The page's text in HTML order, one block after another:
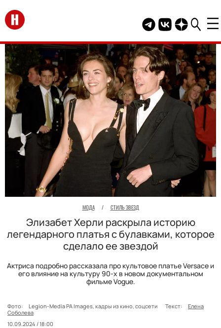
Перейти на главную
Telegram канал
Группа HELLO
Канал
МОДА / СТИЛЬ ЗВЕЗД
Элизабет Херли раскрыла историю
легендарного платья с булавками, которое
сделало ее звездой
Актриса подробно рассказала про культовое платье Versace и
его влияние на культуру 90-х в новом документальном
фильме Vogue.
Фото: Legion-Media PA Images, кадры из кино, соцсети Текст:
Елена
Соболева
10.09.2024 / 18:00